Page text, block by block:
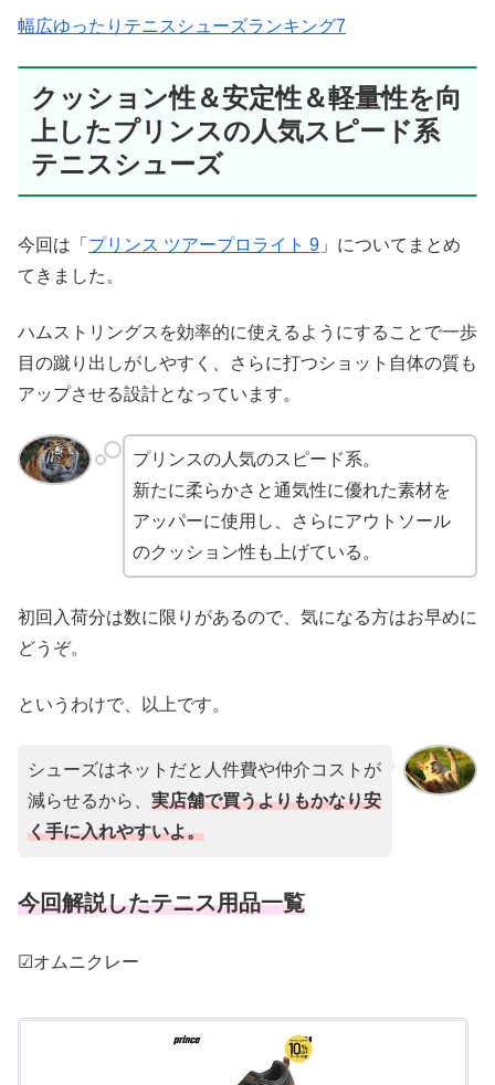
幅広ゆったりテニスシューズランキング7
クッション性＆安定性＆軽量性を向
上したプリンスの人気スピード系
テニスシューズ
今回は「 プリンス ツアープロライト 9 」についてまとめ
てきました。
ハムストリングスを効率的に使えるようにすることで一歩
目の蹴り出しがしやすく、さらに打つショット自体の質も
アップさせる設計となっています。
プリンスの人気のスピード系。
新たに柔らかさと通気性に優れた素材を
アッパーに使用し、さらにアウトソール
のクッション性も上げている。
初回入荷分は数に限りがあるので、気になる方はお早めに
どうぞ。
というわけで、以上です。
シューズはネットだと人件費や仲介コストが
減らせるから、 実店舗で買うよりもかなり安
く手に入れやすいよ。
今回解説したテニス用品一覧
☑オムニクレー